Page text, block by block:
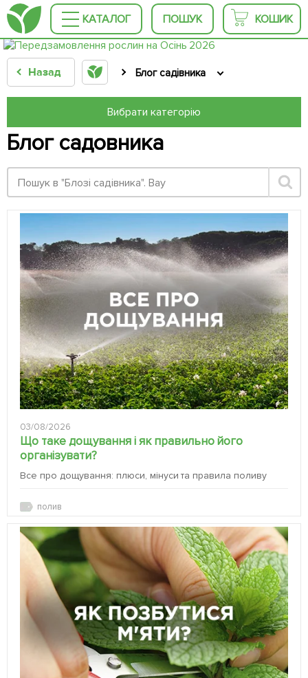
КАТАЛОГ ПОШУК КОШИК
Назад Блог садівника
Вибрати категорію
Блог садовника
03/08/2026
Що таке дощування і як правильно його
організувати?
Все про дощування: плюси, мінуси та правила поливу
полив